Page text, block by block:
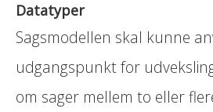
Datatyper
Sagsmodellen skal kunne
udgangspunkt for
om sager mellem to eller